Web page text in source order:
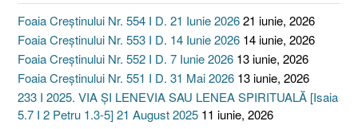
Foaia Creștinului Nr. 554 I D. 21 Iunie 202621 iunie, 2026
Foaia Creștinului Nr. 553 I D. 14 Iunie 2026 14 iunie, 2026
Foaia Creștinului Nr. 552 I D. 7 Iunie 2026 13 iunie, 2026
Foaia Creștinului Nr. 551 I D. 31 Mai 2026 13 iunie, 2026
233 I 2025. VIA ȘI LENEVIA SAU LENEA SPIRITUALĂ [Isaia
5.7 I 2 Petru 1.3-5] 21 August 2025 11 iunie, 2026